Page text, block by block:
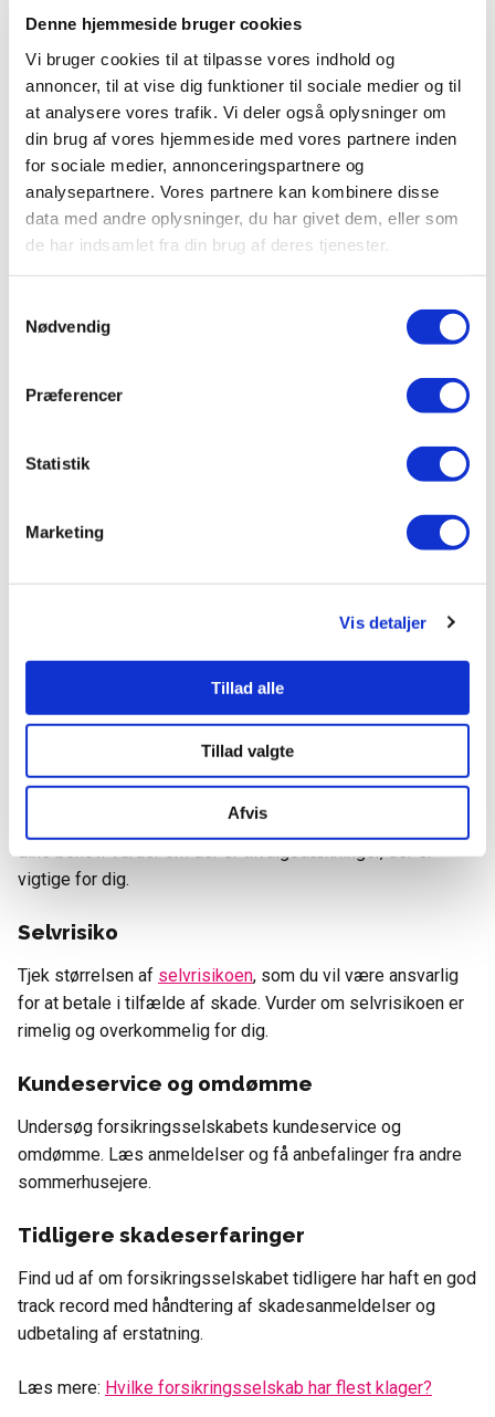
Denne hjemmeside bruger cookies
Vi bruger cookies til at tilpasse vores indhold og
annoncer, til at vise dig funktioner til sociale medier og til
at analysere vores trafik. Vi deler også oplysninger om
din brug af vores hjemmeside med vores partnere inden
for sociale medier, annonceringspartnere og
analysepartnere. Vores partnere kan kombinere disse
data med andre oplysninger, du har givet dem, eller som
de har indsamlet fra din brug af deres tjenester.
Nødvendig
Præferencer
Statistik
Marketing
Vis detaljer
Tillad alle
Tillad valgte
Afvis
Nogleforsikringsselskabertilbyder også dækning af
personskader , der opstår som følge af ulykker i
sommerhuset.
Hvad koster en
sommerhusforsikring?
faktorer, herunder størrelsen på sommerhuset, dets
beliggenhed,
og den ønskede
dem.
Generelt kan prisen for en sommerhusforsikring variere fra
Hvordan sammenligner du
Når du sammenligner sommerhusforsikringer, er det vigtigt
at se ud over prisen og også vurdere følgende faktorer:
Dækning
forsikringsdækningog sørg for, at den passer til
vigtige for dig.
Selvrisiko
Tjek størrelsen af selvrisikoen, som du vil være ansvarlig
for at betale i tilfælde af skade. Vurder om selvrisikoen er
rimelig og overkommelig for dig.
Kundeservice og omdømme
Undersøg forsikringsselskabets kundeservice og
omdømme. Læs anmeldelser og få anbefalinger fra andre
sommerhusejere.
Tidligere skadeserfaringer
Find ud af om forsikringsselskabet tidligere har haft en god
track record med håndtering af skadesanmeldelser og
udbetaling af erstatning.
Læs mere: Hvilke forsikringsselskab har flest klager?